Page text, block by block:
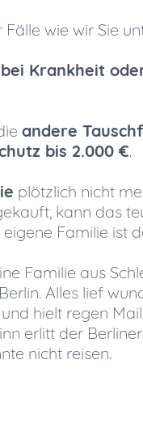
wie wir Sie
Krankheit
andere
bis 2.000 €.
plötzlich nicht
kann das
Familie ist
Familie aus
Alles lief
hielt regen
erlitt der
nicht reisen.